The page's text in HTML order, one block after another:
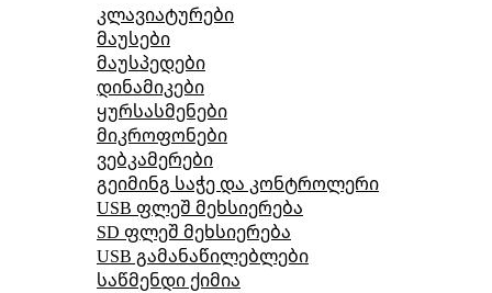
კლავიატურები
მაუსები
მაუსპედები
დინამიკები
ყურსასმენები
მიკროფონები
ვებკამერები
გეიმინგ საჭე და კონტროლერი
USB ფლეშ მეხსიერება
SD ფლეშ მეხსიერება
USB გამანაწილებლები
საწმენდი ქიმია